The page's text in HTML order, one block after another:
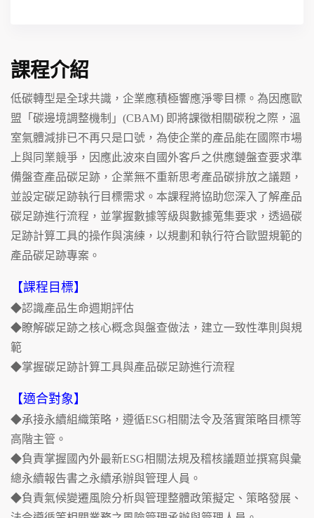
課程介紹
低碳轉型是全球共識，企業應積極響應淨零目標。為因應歐
盟「碳邊境調整機制」(CBAM) 即將課徵相關碳稅之際，溫
室氣體減排已不再只是口號，為使企業的產品能在國際巿場
上與同業競爭，因應此波來自國外客戶之供應鏈盤查要求準
備盤查產品碳足跡，企業無不重新思考產品碳排放之議題，
並設定碳足跡執行目標需求。本課程將協助您深入了解產品
碳足跡進行流程，並掌握數據等級與數據蒐集要求，透過碳
足跡計算工具的操作與演練，以規劃和執行符合歐盟規範的
產品碳足跡專案。
【課程目標】
◆認識產品生命週期評估
◆瞭解碳足跡之核心概念與盤查做法，建立一致性準則與規
範
◆掌握碳足跡計算工具與產品碳足跡進行流程
【適合對象】
◆承接永續組織策略，遵循ESG相關法令及落實策略目標等
高階主管。
◆負責掌握國內外最新ESG相關法規及稽核議題並撰寫與彙
總永續報告書之永續承辦與管理人員。
◆負責氣候變遷風險分析與管理整體政策擬定、策略發展、